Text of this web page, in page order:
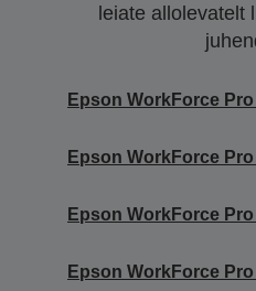
leiate allolevatelt
Epson WorkForce Pro
Epson WorkForce Pro
Epson WorkForce Pro
Epson WorkForce Pro